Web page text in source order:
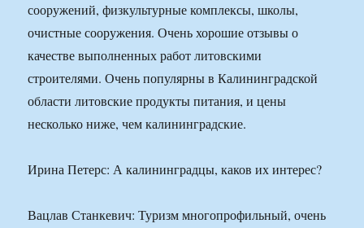
сооружений, физкультурные комплексы, школы,
очистные сооружения. Очень хорошие отзывы о
качестве выполненных работ литовскими
строителями. Очень популярны в Калининградской
области литовские продукты питания, и цены
несколько ниже, чем калининградские.
Ирина Петерс: А калининградцы, каков их интерес?
Вацлав Станкевич: Туризм многопрофильный, очень